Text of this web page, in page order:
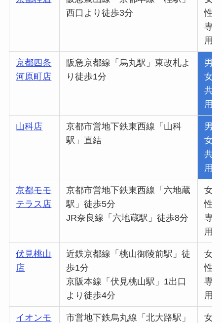
西口より徒歩3分
性
専
用
京都四条
河原町店
阪急京都線「烏丸駅」東改札よ
り徒歩1分
男
女
共
用
山科店
京都市営地下鉄東西線「山科
駅」直結
男
女
共
用
京都モモ
テラス店
京都市営地下鉄東西線「六地蔵
駅」徒歩5分
JR奈良線「六地蔵駅」徒歩8分
女
性
専
用
伏見桃山
店
近鉄京都線「桃山御陵前駅」徒
歩1分
京阪本線「伏見桃山駅」1出口
より徒歩4分
女
性
専
用
イオンモ
市営地下鉄烏丸線「北大路駅」
女